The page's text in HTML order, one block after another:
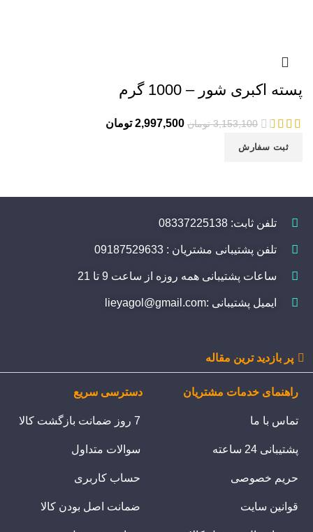
پسته اکبری شور – 1000 گرم
3,153,100 تومان 2,997,500 تومان
ثبت سفارش
تلفن ثابت: 08337225138
تلفن پشتیبانی مشتریان : 09187529633
ساعات پشتیبانی همه روزه از ساعت 9 تا 21
ایمیل پشتیبانی :lieyagol@gmail.com
پر بازدید ترین مقاله
راهنمای خدمات مشتریان
تماس با ما
پشتیبانی 24 ساعته
حریم خصوصی
قوانین سایت
دسترسی سریع
7 روز ضمانت بازگشت کالا
سوالات متداول
حساب کاربری
ضمانت اصل بودن کالا